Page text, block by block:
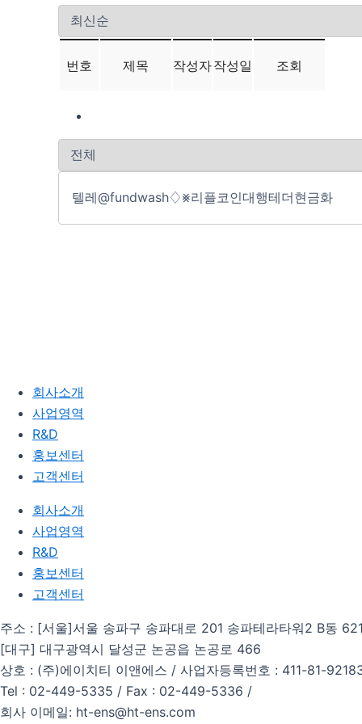
번호 제목 작성자작성일 조회
회사소개
사업영역
R&D
홍보센터
고객센터
회사소개
사업영역
R&D
홍보센터
고객센터
주소 : [서울]서울 송파구 송파대로 201 송파테라타워2 B동
[대구] 대구광역시 달성군 논공읍 논공로 466
상호 : (주)에이치티 이앤에스 / 사업자등록번호 : 411-81-
Tel : 02-449-5335 / Fax : 02-449-5336 /
회사 이메일: ht-ens@ht-ens.com